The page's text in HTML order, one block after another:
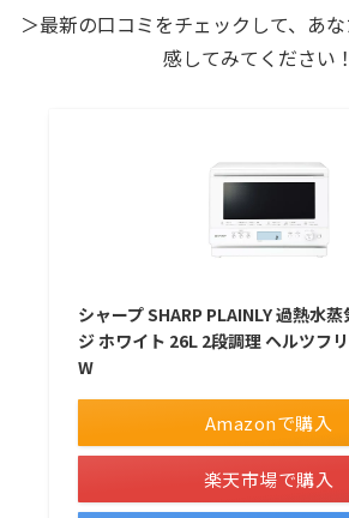
＞最新の口コミをチェックして、あ
感してみてください
シャープ SHARP PLAINLY 過熱水
ジ ホワイト 26L 2段調理 ヘルツフ
W
Amazonで購入
楽天市場で購入